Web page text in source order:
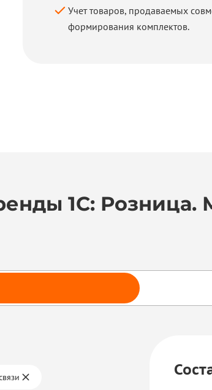
Учет товаров, продаваемых
формирования комплектов.
1C: